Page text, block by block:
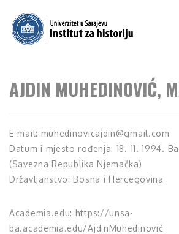
AJDIN MUHEDINOVIĆ,
E-mail: muhedinovicajdin@gmail.com
Datum i mjesto rođenja: 18. 11. 1994.
(Savezna Republika Njemačka)
Državljanstvo: Bosna i Hercegovina
Academia.edu: https://unsa-
ba.academia.edu/AjdinMuhedinović